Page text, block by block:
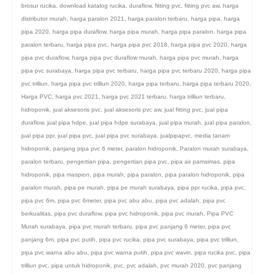
brosur rucika
download katalog rucika duraflow, fitting pvc fitting pvc aw, harga
distributor murah
harga paralon 2021 harga paralon terbaru harga pipa
harga
pipa 2020
harga pipa duraflow, harga pipa murah harga pipa paralon
harga pipa
paralon terbaru
harga pipa pvc harga pipa pvc 2018 harga pipa pvc 2020
harga
pipa pvc duraflow, harga pipa pvc duraflow murah harga pipa pvc murah
harga
pipa pvc surabaya
harga pipa pvc terbaru harga pipa pvc terbaru 2020
harga pipa
pvc trilliun
harga pipa pvc trilliun 2020 harga pipa terbaru harga pipa terbaru 2020
Harga PVC harga pvc 2021 harga pvc 2021 terbaru harga trilliun terbaru
hidroponik jual aksesoris pvc jual aksesoris pvc aw, jual fitting pvc jual pipa
duraflow, jual pipa hdpe jual pipa hdpe surabaya jual pipa murah jual pipa paralon
jual pipa ppr, jual pipa pvc jual pipa pvc surabaya jualpipapvc media tanam
hidroponik panjang pipa pvc 6 meter, paralon hidroponik Paralon murah surabaya
paralon terbaru
pengertian pipa pengertian pipa pvc pipa air pamsimas pipa
hidroponik pipa maspion pipa murah pipa paralon pipa paralon hidroponik pipa
paralon murah
pipa pe murah pipa pe murah surabaya pipa ppr rucika pipa pvc
pipa pvc 6m pipa pvc 6meter, pipa pvc abu abu pipa pvc adalah
pipa pvc
berkualitas pipa pvc duraflow, pipa pvc hidroponik pipa pvc murah
Pipa PVC
Murah surabaya
pipa pvc murah terbaru pipa pvc panjang 6 meter, pipa pvc
panjang 6m pipa pvc putih pipa pvc rucika pipa pvc surabaya pipa pvc trilliun
pipa pvc warna abu abu
pipa pvc warna putih pipa pvc wavin pipa rucika pvc pipa
trilliun pvc pipa untuk hidroponik pvc pvc adalah pvc murah 2020
pvc panjang